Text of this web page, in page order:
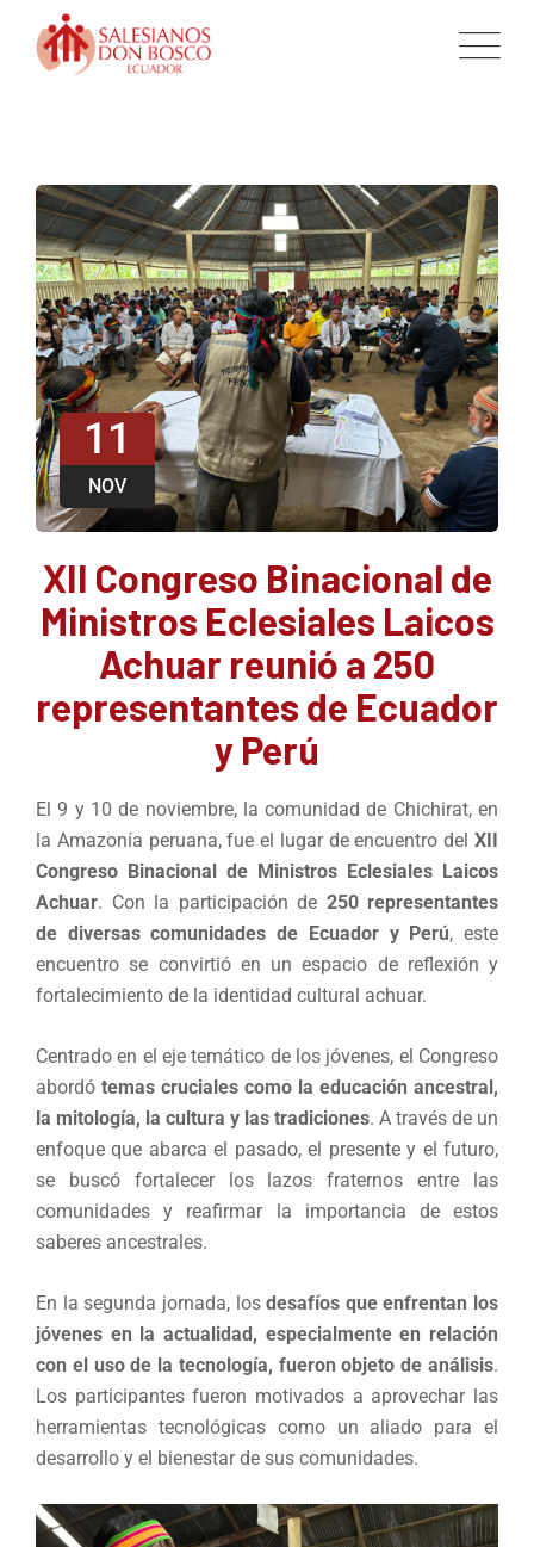
11
NOV
XII Congreso Binacional de
Ministros Eclesiales Laicos
Achuar reunió a 250
representantes de Ecuador
y Perú
El 9 y 10 de noviembre, la comunidad de Chichirat, en
la Amazonía peruana, fue el lugar de encuentro del XII
Congreso Binacional de Ministros Eclesiales Laicos
Achuar. Con la participación de 250 representantes
de diversas comunidades de Ecuador y Perú, este
encuentro se convirtió en un espacio de reflexión y
fortalecimiento de la identidad cultural achuar.
Centrado en el eje temático de los jóvenes, el Congreso
abordó temas cruciales como la educación ancestral,
la mitología, la cultura y las tradiciones. A través de un
enfoque que abarca el pasado, el presente y el futuro,
se buscó fortalecer los lazos fraternos entre las
comunidades y reafirmar la importancia de estos
saberes ancestrales.
En la segunda jornada, losdesafíos que enfrentan los
jóvenes en la actualidad, especialmente en relación
con el uso de la tecnología, fueron objeto de análisis.
Los participantes fueron motivados a aprovechar las
herramientas tecnológicas como un aliado para el
desarrollo y el bienestar de sus comunidades.